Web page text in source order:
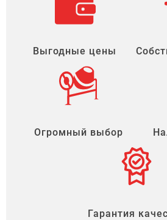
Выгодные цены
Огромный выбор
Гарантия